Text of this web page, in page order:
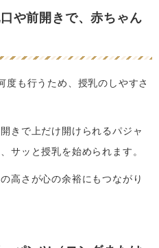
や前開きで、赤ちゃん
も行うため、授乳のしやすさ
きで上だけ開けられるパジャ
サッと授乳を始められます。
高さが心の余裕にもつながり